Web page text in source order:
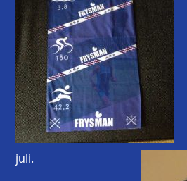
juli.